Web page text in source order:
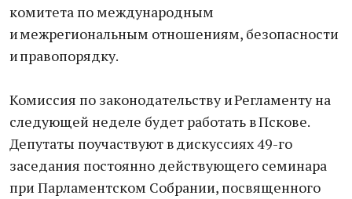
комитета по международным
и межрегиональным отношениям, безопасности
и правопорядку.
Комиссия по законодательству и Регламенту на
следующей неделе будет работать в Пскове.
Депутаты поучаствуют в дискуссиях 49-го
заседания постоянно действующего семинара
при Парламентском Собрании, посвященного